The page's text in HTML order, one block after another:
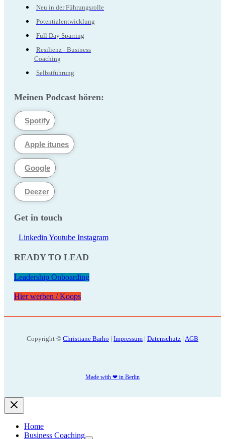
Neu in der Führungsrolle
Potentialentwicklung
Full Day Sparring
Resilienz - Business
Coaching
Selbstführung
Meinen Podcast hören:
Spotify
Apple itunes
Google
Deezer
Get in touch
Linkedin Youtube Instagram
READY TO LEAD
Leadership Onboarding
Hier werben / Koops
Copyright © Christiane Barho | Impressum | Datenschutz | AGB
Made with ❤ in Berlin
Home
Business Coaching